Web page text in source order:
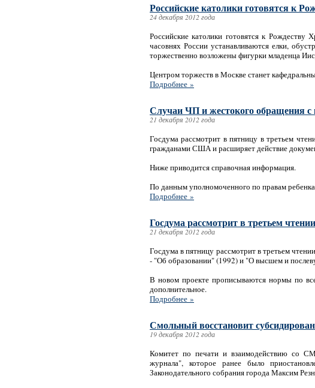
Российские католики готовятся к
24 декабря 2012 года
Российские католики готовятся к Рождеству
часовнях России устанавливаются елки,
торжественно возложены фигурки младенца
Центром торжеств в Москве станет
Подробнее »
Случаи ЧП и жестокого обращения
21 декабря 2012 года
Госдума рассмотрит в пятницу в третьем
гражданами США и расширяет действие
Ниже приводится справочная информация.
По данным уполномоченного по правам
Подробнее »
Госдума рассмотрит в третьем
21 декабря 2012 года
Госдума в пятницу рассмотрит в третьем
- "Об образовании" (1992) и "О высшем и
В новом проекте прописываются нормы по
дополнительное.
Подробнее »
Смольный восстановит
19 декабря 2012 года
Комитет по печати и взаимодействию со
журнала", которое ранее было
Законодательного собрания города Максим